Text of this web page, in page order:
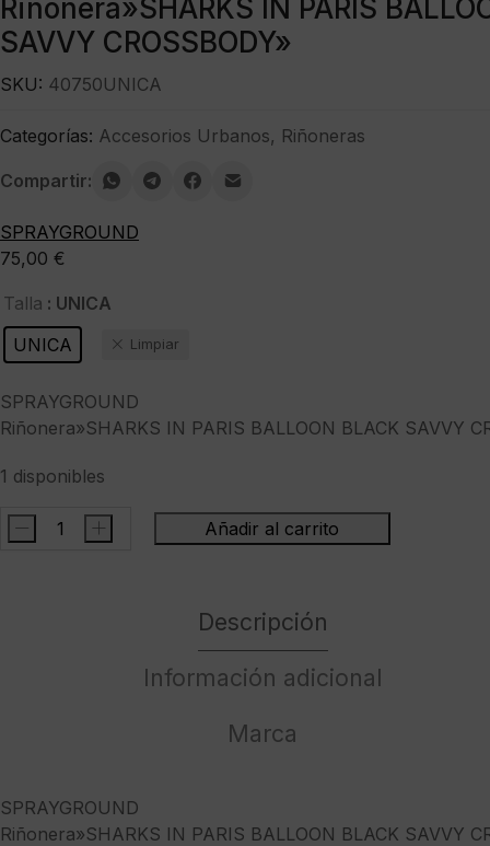
Riñonera»SHARKS IN PARIS
SAVVY CROSSBODY»
75,00 €
Talla : UNICA
UNICA
Limpiar
SPRAYGROUND
Riñonera»SHARKS IN PARIS BALLOON BLACK SAVVY
1 disponibles
SPRAYGROUNDRiñonera"SHARKS
- + Añadir al carrito
SKU: 40750UNICA
Categorías: Accesorios Urbanos, Riñoneras
Compartir:
SPRAYGROUND
Descripción
Información adicional
Marca
SPRAYGROUND
Riñonera»SHARKS IN PARIS BALLOON BLACK SAVVY